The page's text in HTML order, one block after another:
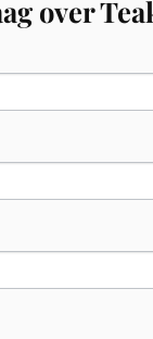
over